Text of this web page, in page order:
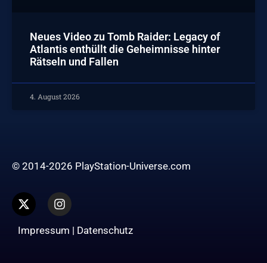
Neues Video zu Tomb Raider: Legacy of
Atlantis enthüllt die Geheimnisse hinter
Rätseln und Fallen
4. August 2026
© 2014-2026 PlayStation-Universe.com
Impressum | Datenschutz